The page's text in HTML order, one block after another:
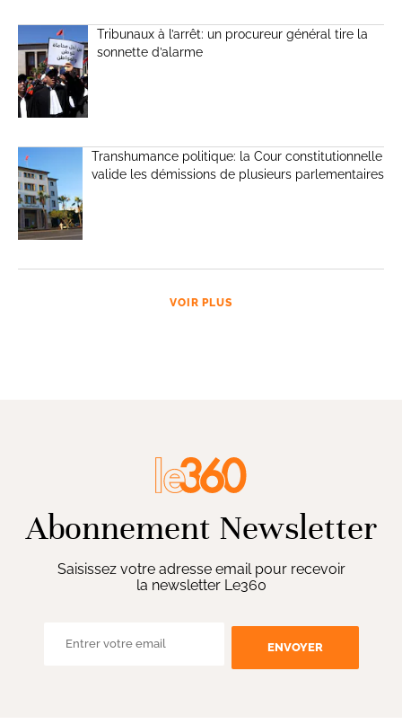
Tribunaux à l’arrêt: un procureur général tire la
sonnette d’alarme
Transhumance politique: la Cour constitutionnelle
valide les démissions de plusieurs parlementaires
VOIR PLUS
Abonnement Newsletter
Saisissez votre adresse email pour recevoir
la newsletter Le360
ENVOYER